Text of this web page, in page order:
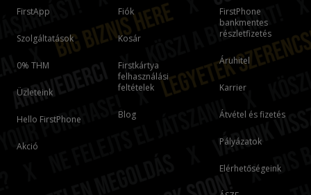
FirstApp
Szolgáltatások
0% THM
Üzleteink
Hello FirstPhone
Akció
Fiók
Kosár
Firstkártya
felhasználási
feltételek
Blog
FirstPhone
bankmentes
részletfizetés
Áruhitel
Karrier
Átvétel és fizetés
Pályázatok
Elérhetőségeink